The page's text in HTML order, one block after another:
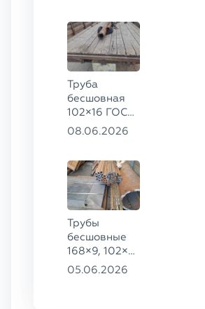
14-3Р-55-
2001 сталь
12Х1МФ
Труба
бесшовная
102×16 ГОСТ
8732-78, ст.
08.06.2026
Трубы
бесшовные
168×9, 102×4,
102×16,
05.06.2026